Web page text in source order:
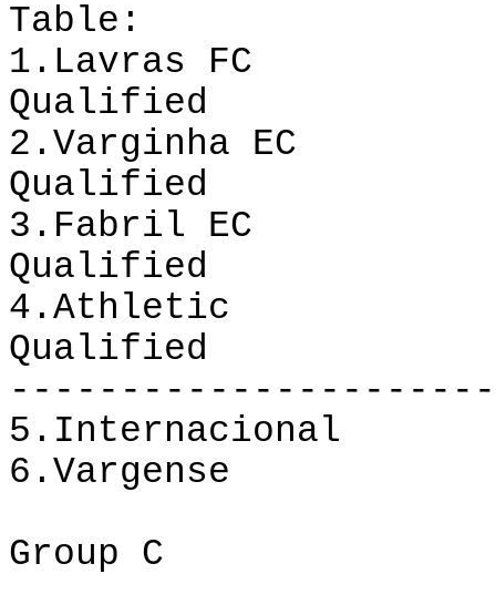
Table :
1.Lavras FC
Qualified
2.Varginha EC
Qualified
3.Fabril EC
Qualified
4. Athletic
Qualified
5.Internacional
6. Vargense
Group C